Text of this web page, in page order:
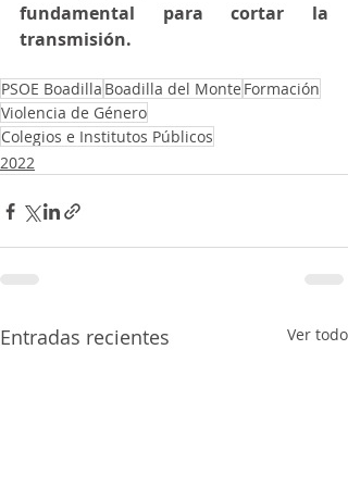
fundamental para cortar la
transmisión.
PSOE Boadilla Boadilla del Monte Formación
Violencia de Género
Colegios e Institutos Públicos
2022
Entradas recientes Ver todo